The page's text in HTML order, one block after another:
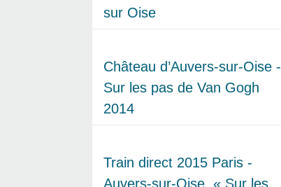
sur Oise
Château d’Auvers-sur-Oise -
Sur les pas de Van Gogh
2014
Train direct 2015 Paris -
Auvers-sur-Oise, « Sur les